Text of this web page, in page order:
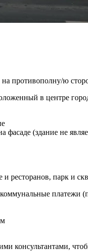
противополну/ю
в центре
(здание не
и ресторанов, парк и
платежи
консультантами,